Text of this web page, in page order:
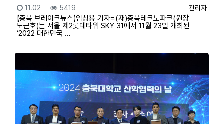
등록자
관리자
등록일
11.02 조회
5419
【충북 브레이크뉴스】임창용 기자=(재)충북테크노파크(원장
노근호)는 서울 제2롯데타워 SKY 31에서 11월 23일 개최된
‘2022 대한민국 …